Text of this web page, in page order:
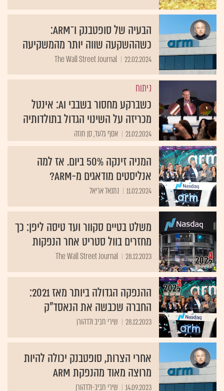
הבעיה של סופטבנק ו־ARM:
כשההשקעה שווה יותר מהמשקיעה
22.02.2024
The Wall Street Journal
ניתוח
כשברקע מחסור בשבבי AI: אינטל
מכריזה על השינוי הגדול בתולדותיה
21.02.2024 אסף גלעד, סן חוזה
המניה זינקה 50% ביום. אז למה
אנליסטים מודאגים מ-arm?
11.02.2024 נתנאל אריאל
משלט בטיים סקוור ועד טיסה ליפן: כך
מחזרים בוול סטריט אחר הנפקות
28.12.2023
The Wall Street Journal
ההנפקה הגדולה ביותר מאז 2021:
החברה שכבשה את הנאסד"ק
28.12.2023 שירי חביב ולדהורן
אחרי הצרות, סופטבנק יכולה להיות
מרוצה מאוד מהנפקת ARM
14.09.2023 שירי חביב-ולדהורן